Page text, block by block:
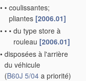
• • coulissantes;
pliantes [2006.01]
• • • du type store à
rouleau [2006.01]
• disposées à l'arrière
du véhicule
(B60J 5/04 a priorité)